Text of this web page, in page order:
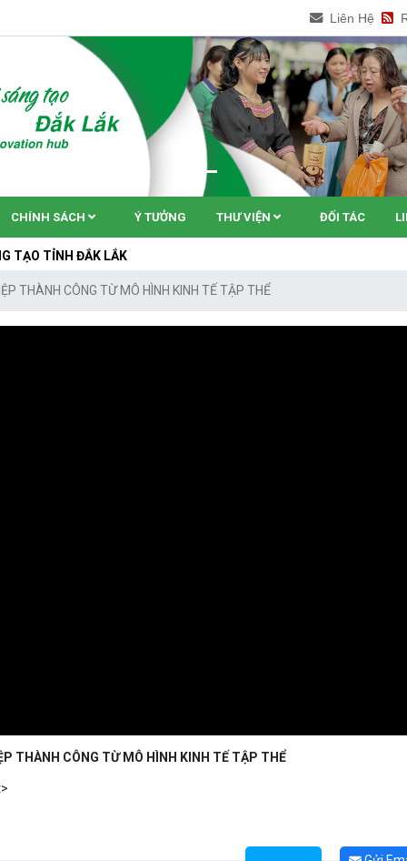
Liên Hệ
CHÍNH SÁCH Ý TƯỞNG THƯ VIỆN ĐỐI TÁC
LẮK
THÀNH CÔNG TỪ MÔ HÌNH KINH TẾ TẬP THỂ
THÀNH CÔNG TỪ MÔ HÌNH KINH TẾ TẬP THỂ